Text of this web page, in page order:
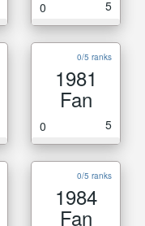
0 5
0/5 ranks
1981
Fan
0 5
0/5 ranks
1984
Fan